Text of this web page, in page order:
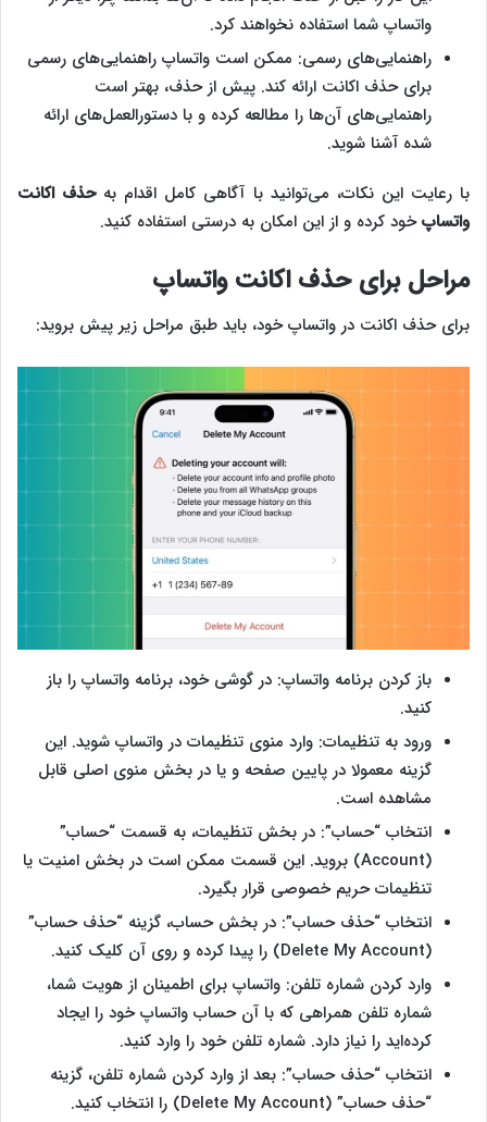
واتساپ شما استفاده نخواهند کرد.
راهنمایی‌های رسمی: ممکن است واتساپ راهنمایی‌های رسمی
برای حذف اکانت ارائه کند. پیش از حذف، بهتر است
راهنمایی‌های آن‌ها را مطالعه کرده و با دستورالعمل‌های ارائه
شده آشنا شوید.
با رعایت این نکات، می‌توانید با آگاهی کامل اقدام بهحذف اکانت
واتساپخود کرده و از این امکان به درستی استفاده کنید.
مراحل برای حذف اکانت واتساپ
برای حذف اکانت در واتساپ خود، باید طبق مراحل زیر پیش بروید:
باز کردن برنامه واتساپ: در گوشی خود، برنامه واتساپ را باز
کنید.
ورود به تنظیمات: وارد منوی تنظیمات در واتساپ شوید. این
گزینه معمولا در پایین صفحه و یا در بخش منوی اصلی قابل
مشاهده است.
انتخاب “حساب”: در بخش تنظیمات، به قسمت “حساب”
(Account) بروید. این قسمت ممکن است در بخش امنیت یا
تنظیمات حریم خصوصی قرار بگیرد.
انتخاب “حذف حساب”: در بخش حساب، گزینه “حذف حساب”
(Delete My Account) را پیدا کرده و روی آن کلیک کنید.
وارد کردن شماره تلفن: واتساپ برای اطمینان از هویت شما،
شماره تلفن همراهی که با آن حساب واتساپ خود را ایجاد
کرده‌اید را نیاز دارد. شماره تلفن خود را وارد کنید.
انتخاب “حذف حساب”: بعد از وارد کردن شماره تلفن، گزینه
“حذف حساب” (Delete My Account) را انتخاب کنید.